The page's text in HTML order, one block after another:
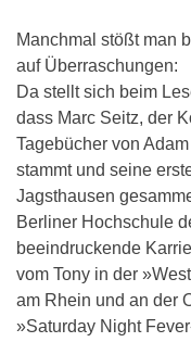
Manchmal stößt man
auf Überraschungen:
Da stellt sich beim
dass Marc Seitz, der
Tagebücher von
stammt und seine
Jagsthausen
Berliner Hochschule
beeindruckende
vom Tony in der
am Rhein und an der
»Saturday Night